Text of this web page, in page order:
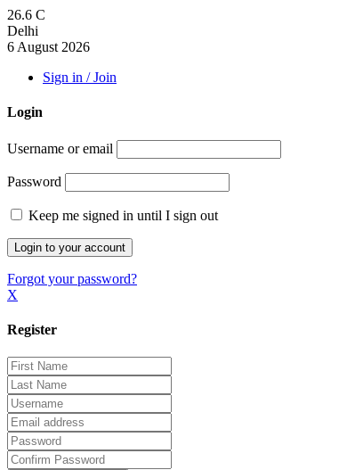
26.6 C
Delhi
6 August 2026
Sign in / Join
Login
Username or email
Password
Keep me signed in until I sign out
Forgot your password?
X
Register